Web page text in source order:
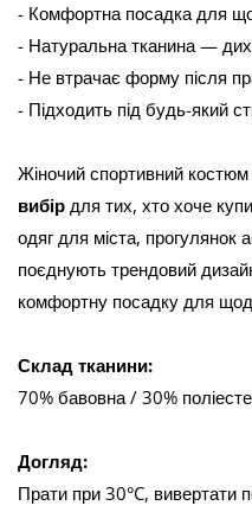
- Комфортна посадка для
- Натуральна тканина —
- Не втрачає форму після
- Підходить під будь-який
Жіночий спортивний
вибір для тих, хто хоче
одяг для міста,
поєднують трендовий
комфортну посадку для
Склад тканини:
70% бавовна / 30%
Догляд:
Прати при 30°C, вивертати